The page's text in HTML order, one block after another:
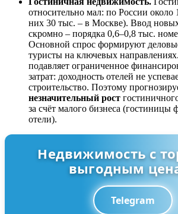
относительно мал: по России около
них 30 тыс. – в Москве). Ввод
скромно – порядка 0,6–0,8 тыс.
Основной спрос формируют
туристы на ключевых
подавляет ограниченное
затрат: доходность отелей не
строительство. Поэтому
незначительный рост
за счёт малого бизнеса (гостиницы
отели).
Недвижимость с
выгодным
Telegram